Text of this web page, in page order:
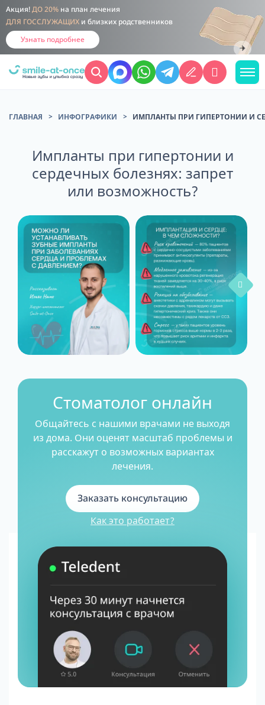
Акция! ДО 20% на план лечения
ДЛЯ ГОССЛУЖАЩИХ и близких родственников
Узнать подробнее
ГЛАВНАЯ ИНФОГРАФИКИ ИМПЛАНТЫ ПРИ ГИПЕРТОНИИ И
Импланты при гипертонии и
сердечных болезнях: запрет
или возможность?
Стоматолог онлайн
Общайтесь с нашими врачами не выходя
из дома. Они оценят масштаб проблемы и
расскажут о возможных вариантах
лечения.
Заказать консультацию
Как это работает?